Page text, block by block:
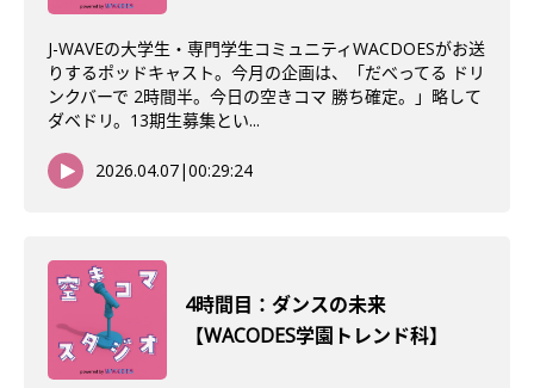
J-WAVEの大学生・専門学生コミュニティWACDOESがお送
りするポッドキャスト。今月の企画は、「だべってる ドリ
ンクバーで 2時間半。今日の空きコマ 勝ち確定。」略して
ダベドリ。13期生募集とい...
2026.04.07|00:29:24
4時間目：ダンスの未来
【WACODES学園トレンド科】